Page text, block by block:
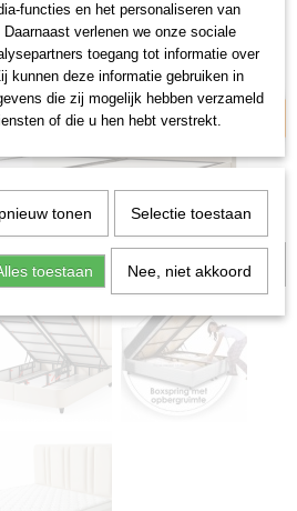
Aanbieding
Snel leverbaar
functies en het personaliseren van
verlenen we onze sociale
toegang tot informatie over
kunnen deze informatie gebruiken in
die zij mogelijk hebben verzameld
of die u hen hebt verstrekt.
tonen Selectie toestaan
toestaan Nee, niet akkoord